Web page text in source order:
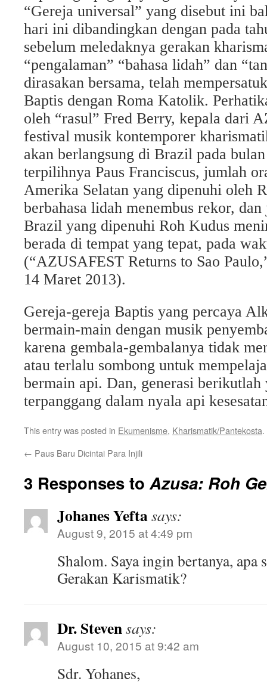
“Gereja universal” yang disebut ini
hari ini dibandingkan dengan pada
sebelum meledaknya gerakan
“pengalaman” “bahasa lidah” dan
dirasakan bersama, telah
Baptis dengan Roma Katolik.
oleh “rasul” Fred Berry, kepala dari
festival musik kontemporer
akan berlangsung di Brazil pada
terpilihnya Paus Franciscus, jumlah
Amerika Selatan yang dipenuhi oleh
berbahasa lidah menembus rekor,
Brazil yang dipenuhi Roh Kudus
berada di tempat yang tepat, pada
(“AZUSAFEST Returns to Sao
14 Maret 2013).
Gereja-gereja Baptis yang percaya
bermain-main dengan musik
karena gembala-gembalanya tidak
atau terlalu sombong untuk
bermain api. Dan, generasi berikutlah
terpanggang dalam nyala api
This entry was posted in Ekumenisme, Kharismatik/Pantekosta
← Paus Baru Dicintai Para Injili
3 Responses toAzusa: Roh
Johanes Yeftasays:
August 9, 2015 at 4:49 pm
Shalom. Saya ingin bertanya, apa
Gerakan Karismatik?
Dr. Stevensays:
August 10, 2015 at 9:42 am
Sdr. Yohanes,